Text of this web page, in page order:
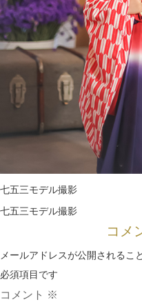
七五三モデル撮影
七五三モデル撮影
コメ
メールアドレスが公開されるこ
必須項目です
コメント ※